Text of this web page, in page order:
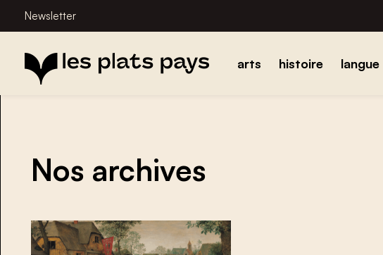
Newsletter
arts histoire langue
Nos archives